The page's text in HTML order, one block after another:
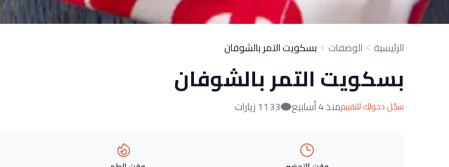
الرئيسية الوصفات بسكويت التمر بالشوفان
بسكويت التمر بالشوفان
سجّل دخولك للتقييممنذ 4 أسابيع 1133 زيارات